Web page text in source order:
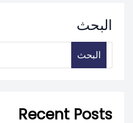
البحث
البحث
Recent Posts